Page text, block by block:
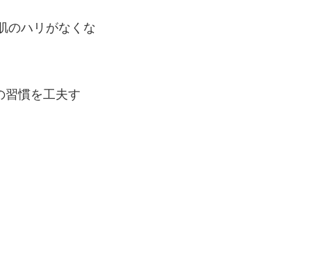
のハリがなくな
習慣を工夫す